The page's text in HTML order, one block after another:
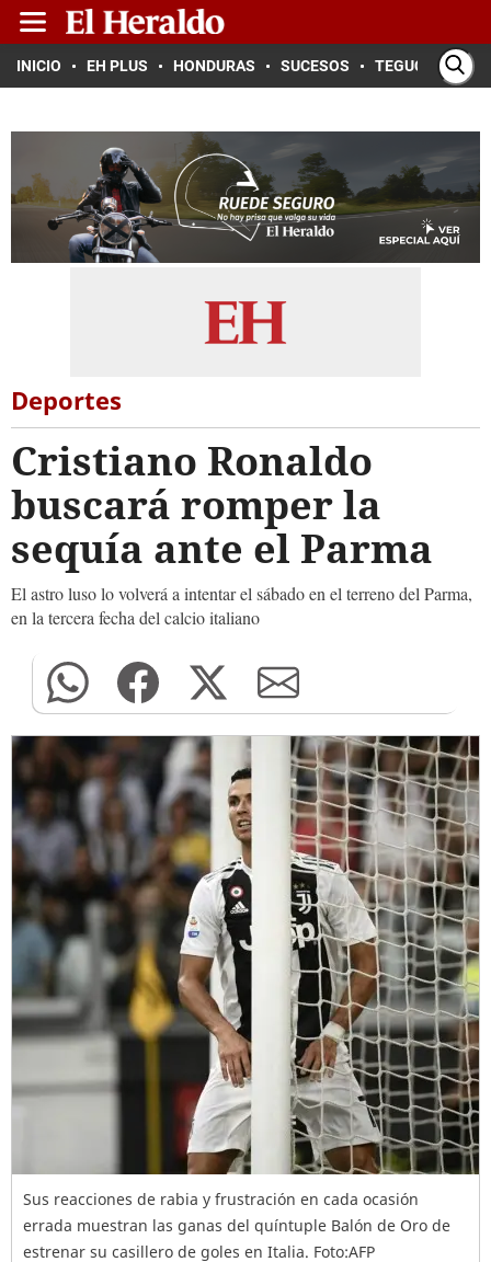
INICIO EH PLUS HONDURAS SUCESOS TEGUCIGALPA
Deportes
Cristiano Ronaldo
buscará romper la
sequía ante el Parma
El astro luso lo volverá a intentar el sábado en el terreno del Parma,
en la tercera fecha del calcio italiano
Sus reacciones de rabia y frustración en cada ocasión
errada muestran las ganas del quíntuple Balón de Oro de
estrenar su casillero de goles en Italia. Foto:AFP